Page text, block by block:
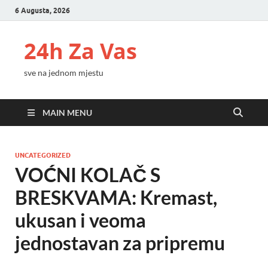
6 Augusta, 2026
24h Za Vas
sve na jednom mjestu
MAIN MENU
UNCATEGORIZED
VOĆNI KOLAČ S
BRESKVAMA: Kremast,
ukusan i veoma
jednostavan za pripremu